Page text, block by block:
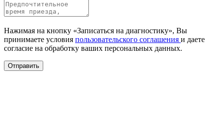
Нажимая на кнопку «Записаться на диагностику», Вы
принимаете условия пользовательского соглашения и даете
согласие на обработку ваших персональных данных.
Отправить